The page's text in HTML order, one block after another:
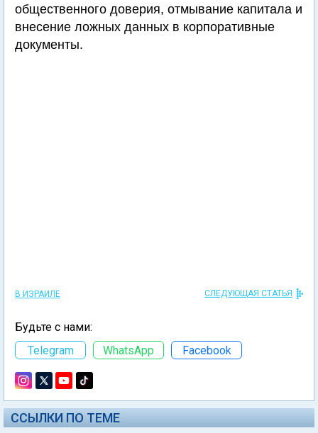
общественного доверия, отмывание капитала и
внесение ложных данных в корпоративные
документы.
В ИЗРАИЛЕ СЛЕДУЮЩАЯ СТАТЬЯ
Будьте с нами:
Telegram
WhatsApp Facebook
ССЫЛКИ ПО ТЕМЕ